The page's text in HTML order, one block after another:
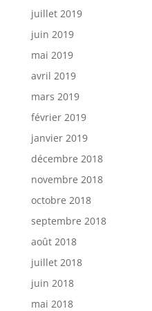
juillet 2019
juin 2019
mai 2019
avril 2019
mars 2019
février 2019
janvier 2019
décembre 2018
novembre 2018
octobre 2018
septembre 2018
août 2018
juillet 2018
juin 2018
mai 2018